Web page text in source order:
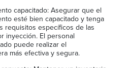
capacitado: Asegurar que el
esté bien capacitado y tenga
requisitos específicos de las
inyección. El personal
puede realizar el
más efectiva y segura.